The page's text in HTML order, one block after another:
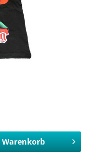
Warenkorb